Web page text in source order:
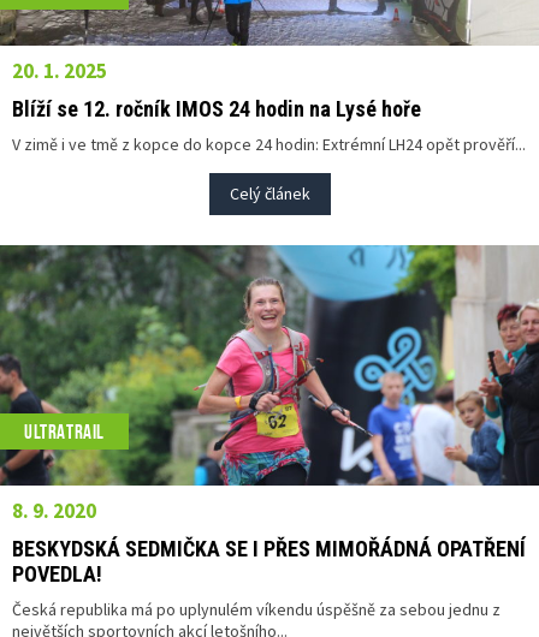
20. 1. 2025
Blíží se 12. ročník IMOS 24 hodin na Lysé hoře
V zimě i ve tmě z kopce do kopce 24 hodin: Extrémní LH24 opět prověří...
Celý článek
ULTRATRAIL
8. 9. 2020
BESKYDSKÁ SEDMIČKA SE I PŘES MIMOŘÁDNÁ OPATŘENÍ
POVEDLA!
Česká republika má po uplynulém víkendu úspěšně za sebou jednu z
největších sportovních akcí letošního...